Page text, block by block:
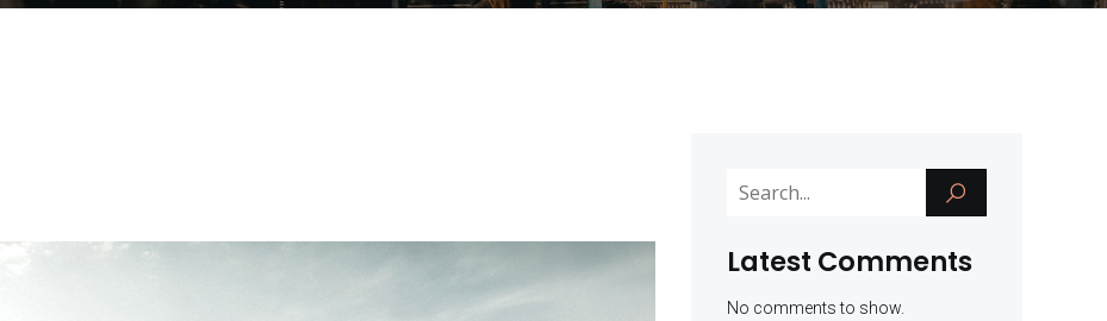
Latest Comments
No comments to show.